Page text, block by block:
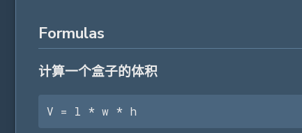
Formulas
计算一个盒子的体积
V = l * w * h